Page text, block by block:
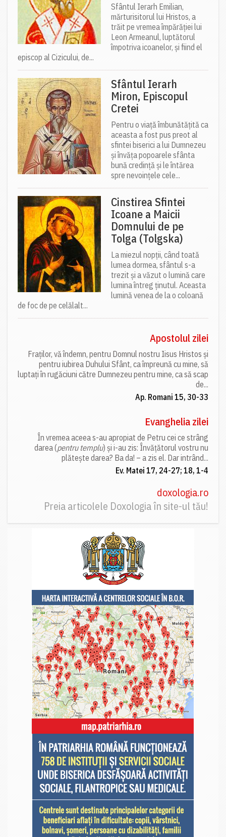
Sfântul Ierarh Emilian,
mărturisitorul lui Hristos, a
trăit pe vremea împărăției lui
Leon Armeanul, luptătorul
împotriva icoanelor, și fiind el
episcop al Cizicului, de...
Sfântul Ierarh
Miron, Episcopul
Cretei
Pentru o viață îmbunătățită ca
aceasta a fost pus preot al
sfintei biserici a lui Dumnezeu
și învăța popoarele sfânta
bună credință și le întărea
spre nevoințele cele...
Cinstirea Sfintei
Icoane a Maicii
Domnului de pe
Tolga (Tolgska)
La miezul nopții, când toată
lumea dormea, sfântul s-a
trezit și a văzut o lumină care
lumina întreg ținutul. Aceasta
lumină venea de la o coloană
de foc de pe celălalt...
Apostolul zilei
Fraților, vă îndemn, pentru Domnul nostru Iisus Hristos și
pentru iubirea Duhului Sfânt, ca împreună cu mine, să
luptați în rugăciuni către Dumnezeu pentru mine, ca să scap
de...
Ap. Romani 15, 30-33
Evanghelia zilei
În vremea aceea s-au apropiat de Petru cei ce strâng
darea (pentru templu) și i-au zis: Învățătorul vostru nu
plătește darea? Ba da! – a zis el. Dar intrând...
Ev. Matei 17, 24-27; 18, 1-4
doxologia.ro
Preia articolele Doxologia în site-ul tău!